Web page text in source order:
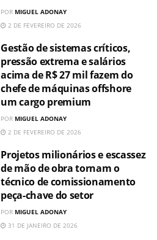
POR MIGUEL ADONAY
2 DE FEVEREIRO DE 2026
Gestão de sistemas críticos,
pressão extrema e salários
acima de R$ 27 mil fazem do
chefe de máquinas offshore
um cargo premium
POR MIGUEL ADONAY
2 DE FEVEREIRO DE 2026
Projetos milionários e escassez
de mão de obra tornam o
técnico de comissionamento
peça-chave do setor
POR MIGUEL ADONAY
31 DE JANEIRO DE 2026